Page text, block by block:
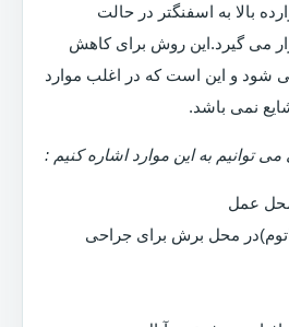
بالا به اسفنگتر در حالت
می گیرد.این روش برای کاهش
شود و این است که در اغلب موارد
نمی باشد.
توانیم به این موارد اشاره کنیم :
محل عمل
محل برش برای جراحی